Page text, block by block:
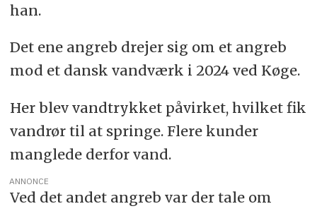
han.
Det ene angreb drejer sig om et angreb
mod et dansk vandværk i 2024 ved Køge.
Her blev vandtrykket påvirket, hvilket fik
vandrør til at springe. Flere kunder
manglede derfor vand.
ANNONCE
Ved det andet angreb var der tale om